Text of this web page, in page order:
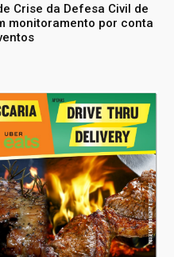
Crise da Defesa Civil de
monitoramento por conta